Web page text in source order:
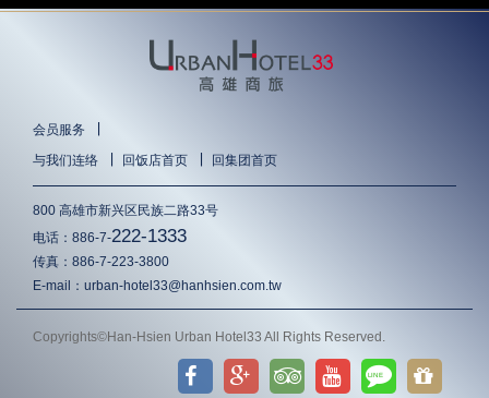
会员服务
与我们连络 回饭店首页 回集团首页
800 高雄市新兴区民族二路33号
电话： 886-7-222-1333
传真： 886-7-223-3800
E-mail： urban-hotel33@hanhsien.com.tw
Copyrights©Han-Hsien Urban Hotel33 All Rights Reserved.
LINE